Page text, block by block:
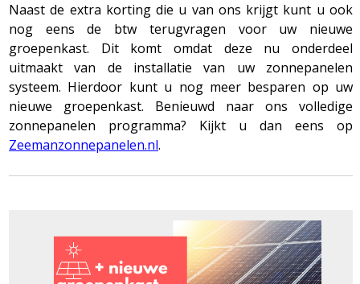
Naast de extra korting die u van ons krijgt kunt u ook
nog eens de btw terugvragen voor uw nieuwe
groepenkast. Dit komt omdat deze nu onderdeel
uitmaakt van de installatie van uw zonnepanelen
systeem. Hierdoor kunt u nog meer besparen op uw
nieuwe groepenkast. Benieuwd naar ons volledige
zonnepanelen programma? Kijkt u dan eens op
Zeemanzonnepanelen.nl.